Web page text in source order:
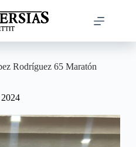
Rodríguez 65 Maratón